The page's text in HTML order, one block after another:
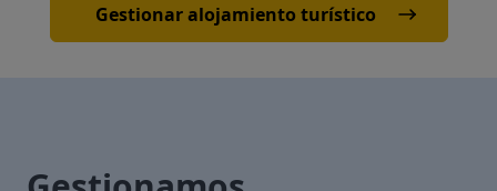
Gestionar alojamiento turístico